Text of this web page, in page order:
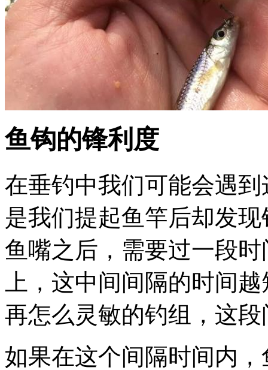
鱼钩的锋利度
在垂钓中我们可能会遇
是我们提起鱼竿后却发
鱼嘴之后，需要过一段
上，这中间间隔的时间
再怎么灵敏的钓组，这
如果在这个间隔时间内